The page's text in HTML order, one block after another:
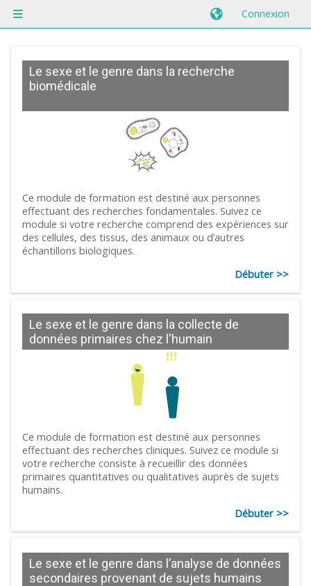
Panneau latéral
Connexion
Le sexe et le genre dans la recherche
biomédicale
Ce module de formation est destiné aux personnes
effectuant des recherches fondamentales. Suivez ce
module si votre recherche comprend des expériences sur
des cellules, des tissus, des animaux ou d’autres
échantillons biologiques.
Débuter >>
Le sexe et le genre dans la collecte de
données primaires chez l'humain
Ce module de formation est destiné aux personnes
effectuant des recherches cliniques. Suivez ce module si
votre recherche consiste à recueillir des données
primaires quantitatives ou qualitatives auprès de sujets
humains.
Débuter >>
Le sexe et le genre dans l’analyse de données
secondaires provenant de sujets humains